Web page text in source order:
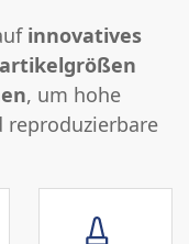
innovatives
, um hohe
reproduzierbare